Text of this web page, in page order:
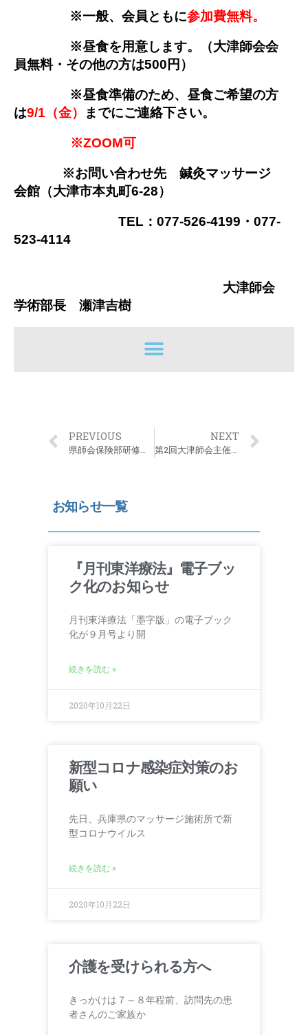
※一般、会員ともに参加費無料。
※昼食を用意します。（大津師会会
員無料・その他の方は500円）
※昼食準備のため、昼食ご希望の方
は9/1 （金） までにご連絡下さい。
※ZOOM可
※お問い合わせ先 鍼灸マッサージ
会館（大津市本丸町6-28）
TEL：077-526-4199・077-
523-4114
大津師会
学術部長 瀬津吉樹
PREVIOUS NEXT
お知らせ一覧
『月刊東洋療法』電子ブッ
ク化のお知らせ
月刊東洋療法「墨字版」の電子ブック
化が９月号より開
続きを読む »
2020年10月22日
新型コロナ感染症対策のお
願い
先日、兵庫県のマッサージ施術所で新
型コロナウイルス
続きを読む »
2020年10月22日
介護を受けられる方へ
きっかけは７～８年程前、訪問先の患
者さんのご家族か